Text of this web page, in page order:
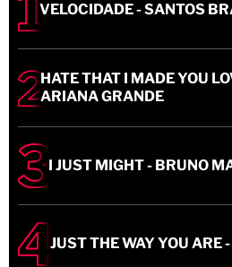
VELOCIDADE - SANTOS
HATE THAT I MADE YOU
ARIANA GRANDE
I JUST MIGHT - BRUNO
JUST THE WAY YOU ARE